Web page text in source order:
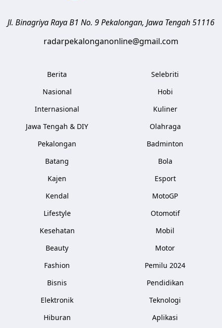
Jl. Binagriya Raya B1 No. 9Pekalongan, Jawa Tengah51116
radarpekalonganonline@gmail.com
Berita
Nasional
Internasional
Jawa Tengah & DIY
Pekalongan
Batang
Kajen
Kendal
Lifestyle
Kesehatan
Beauty
Fashion
Bisnis
Elektronik
Hiburan
Selebriti
Hobi
Kuliner
Olahraga
Badminton
Bola
Esport
MotoGP
Otomotif
Mobil
Motor
Pemilu 2024
Pendidikan
Teknologi
Aplikasi